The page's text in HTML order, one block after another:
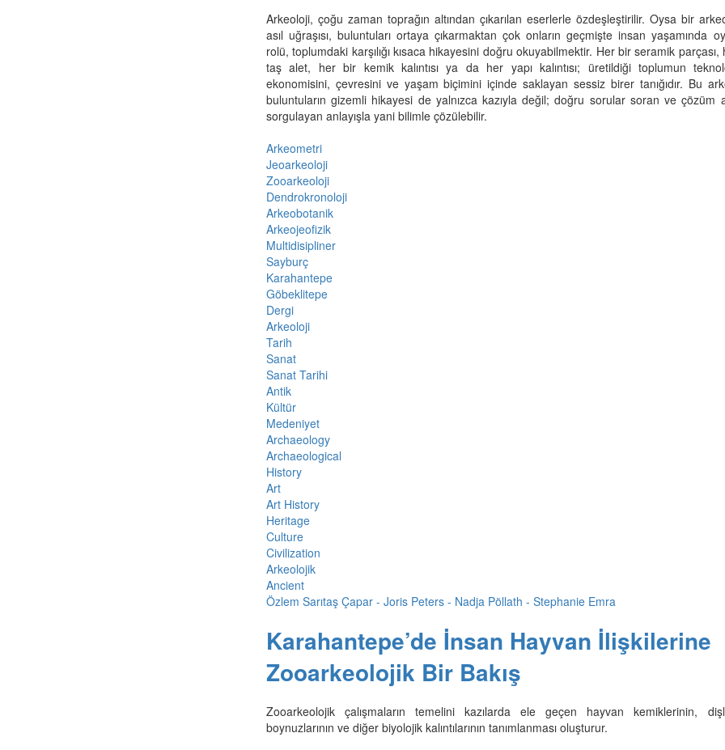
Arkeoloji, çoğu zaman toprağın altından çıkarılan eserlerle özdeşleştirilir. Oysa bir
asıl uğraşısı, buluntuları ortaya çıkarmaktan çok onların geçmişte insan yaşamında
rolü, toplumdaki karşılığı kısaca hikayesini doğru okuyabilmektir. Her bir seramik parçası,
taş alet, her bir kemik kalıntısı ya da her yapı kalıntısı; üretildiği toplumun
ekonomisini, çevresini ve yaşam biçimini içinde saklayan sessiz birer tanığıdır. Bu
buluntuların gizemli hikayesi de yalnızca kazıyla değil; doğru sorular soran ve çözüm
sorgulayan anlayışla yani bilimle çözülebilir.
Arkeometri
Jeoarkeoloji
Zooarkeoloji
Dendrokronoloji
Arkeobotanik
Arkeojeofizik
Multidisipliner
Sayburç
Karahantepe
Göbeklitepe
Dergi
Arkeoloji
Tarih
Sanat
Sanat Tarihi
Antik
Kültür
Medeniyet
Archaeology
Archaeological
History
Art
Art History
Heritage
Culture
Civilization
Arkeolojik
Ancient
Özlem Sarıtaş Çapar - Joris Peters - Nadja Pöllath - Stephanie Emra
Karahantepe’de İnsan Hayvan İlişkilerine
Zooarkeolojik Bir Bakış
Zooarkeolojik çalışmaların temelini kazılarda ele geçen hayvan kemiklerinin,
boynuzlarının ve diğer biyolojik kalıntılarının tanımlanması oluşturur.